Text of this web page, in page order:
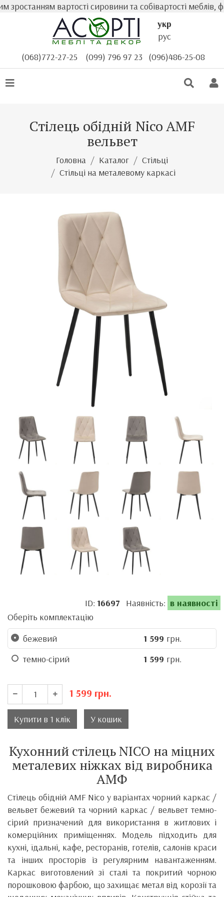
вартості сировини та собівартості меблів,
укр
рус
(068)772-27-25
(099) 796 97 23 (096)486-25-08
Стілець обідній Nico AMF
вельвет
Головна Каталог
Стільці
Стільці на металевому каркасі
ID: 16697 Наявність: в наявності
Оберіть комплектацію
бежевий
1 599 грн.
темно-сірий
1 599 грн.
1 599 грн.
Купити в 1 клік У кошик
Кухонний стілець NICO на міцних
металевих ніжках від виробника
АМФ
Стілець обідній AMF Nico у варіантах чорний каркас /
вельвет бежевий та чорний каркас / вельвет темно-
сірий призначений для використання в житлових і
комерційних приміщеннях. Модель підходить для
кухні, їдальні, кафе, ресторанів, готелів, салонів краси
та інших просторів із регулярним навантаженням.
Каркас виготовлений зі сталі та покритий чорною
порошковою фарбою, що захищає метал від корозії та